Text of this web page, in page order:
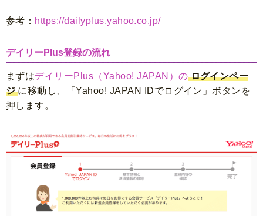
参考： https://dailyplus.yahoo.co.jp/
デイリーPlus登録の流れ
まずはデイリーPlus（Yahoo! JAPAN）の ログインペー
ジ に移動し、「Yahoo! JAPAN IDでログイン」ボタンを
押します。